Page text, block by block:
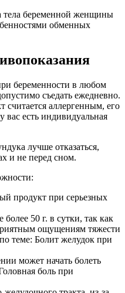
тела беременной женщины
обменных
беременности в любом
съедать ежедневно.
считается аллергенным, его
вас есть индивидуальная
лучше отказаться,
и не перед сном.
продукт при серьезных
50 г. в сутки, так как
ощущениям тяжести
теме: Болит желудок при
может начать болеть
боль при